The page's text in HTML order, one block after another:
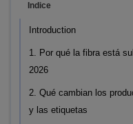
Indice
Introduction
1. Por qué la fibra está
2026
2. Qué cambian los
y las etiquetas